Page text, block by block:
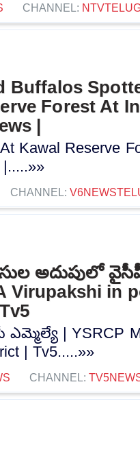
CHANNEL:
Buffalos
Forest At
|
Kawal Reserve
CHANNEL:
అదుపులో
Virupakshi in
| YSRCP
| Tv5.....»»
CHANNEL: